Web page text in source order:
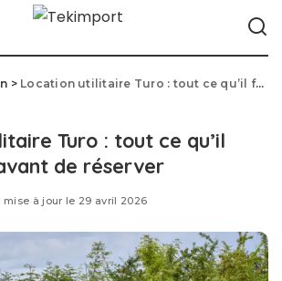
> Location utilitaire Turo : tout ce qu’il faut savoir avant de réserver
Turo : tout ce qu’il
de réserver
mise à jour le 29 avril 2026